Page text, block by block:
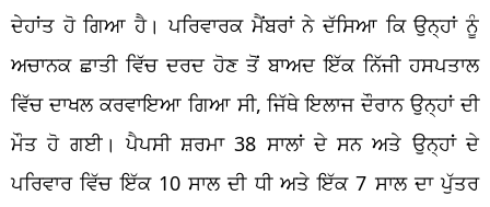
ਦੇਹਾਂਤ ਹੋ ਗਿਆ ਹੈ। ਪਰਿਵਾਰਕ ਮੈਂਬਰਾਂ ਨੇ ਦੱਸਿਆ ਕਿ ਉਨ੍ਹਾਂ ਨੂੰ
ਅਚਾਨਕ ਛਾਤੀ ਵਿੱਚ ਦਰਦ ਹੋਣ ਤੋਂ ਬਾਅਦ ਇੱਕ ਨਿੱਜੀ ਹਸਪਤਾਲ
ਵਿੱਚ ਦਾਖਲ ਕਰਵਾਇਆ ਗਿਆ ਸੀ, ਜਿੱਥੇ ਇਲਾਜ ਦੌਰਾਨ ਉਨ੍ਹਾਂ ਦੀ
ਮੌਤ ਹੋ ਗਈ। ਪੈਪਸੀ ਸ਼ਰਮਾ 38 ਸਾਲਾਂ ਦੇ ਸਨ ਅਤੇ ਉਨ੍ਹਾਂ ਦੇ
ਪਰਿਵਾਰ ਵਿੱਚ ਇੱਕ 10 ਸਾਲ ਦੀ ਧੀ ਅਤੇ ਇੱਕ 7 ਸਾਲ ਦਾ ਪੁੱਤਰ